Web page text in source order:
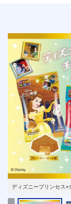
ディズニープリンセス